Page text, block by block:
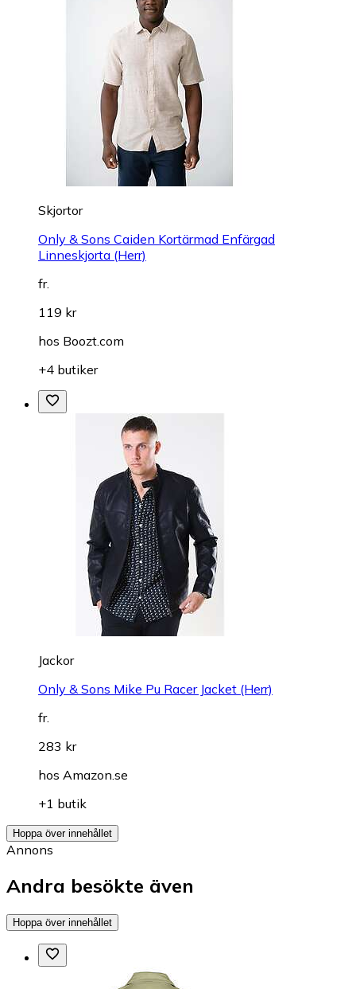
Skjortor
Only & Sons Caiden Kortärmad Enfärgad
Linneskjorta (Herr)
fr.
119 kr
hos Boozt.com
+4 butiker
Jackor
Only & Sons Mike Pu Racer Jacket (Herr)
fr.
283 kr
hos Amazon.se
+1 butik
Hoppa över innehållet
Annons
Andra besökte även
Hoppa över innehållet